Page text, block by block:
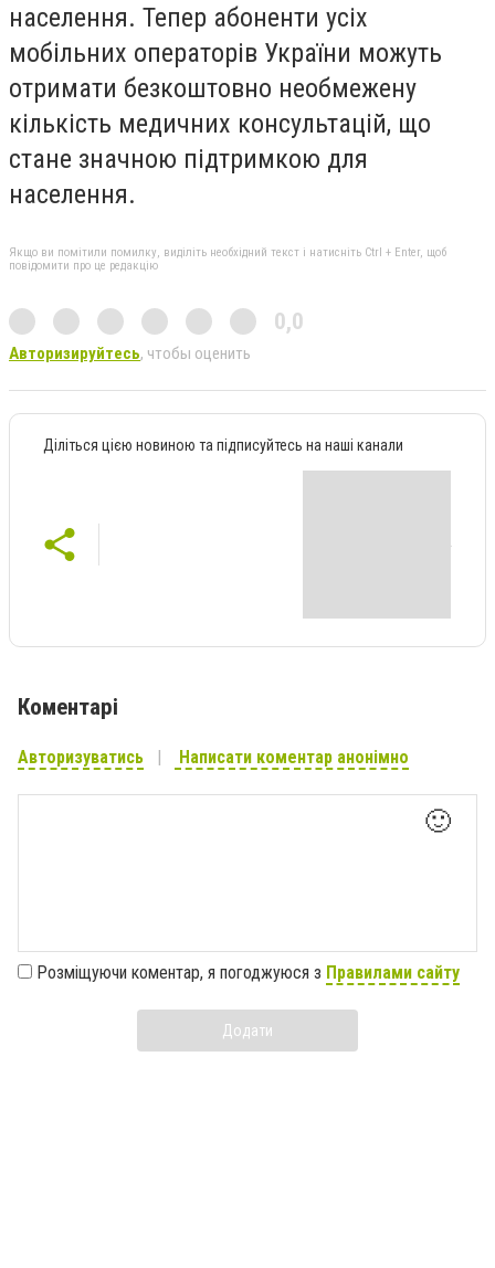
населення. Тепер абоненти усіх
мобільних операторів України можуть
отримати безкоштовно необмежену
кількість медичних консультацій, що
стане значною підтримкою для
населення.
Якщо ви помітили помилку, виділіть необхідний текст і натисніть Ctrl + Enter, щоб
повідомити про це редакцію
0,0
Авторизируйтесь, чтобы оценить
Діліться цією новиною та підписуйтесь на наші канали
Коментарі
Авторизуватись Написати коментар анонімно
🙂
Розміщуючи коментар, я погоджуюся з Правилами сайту
Додати